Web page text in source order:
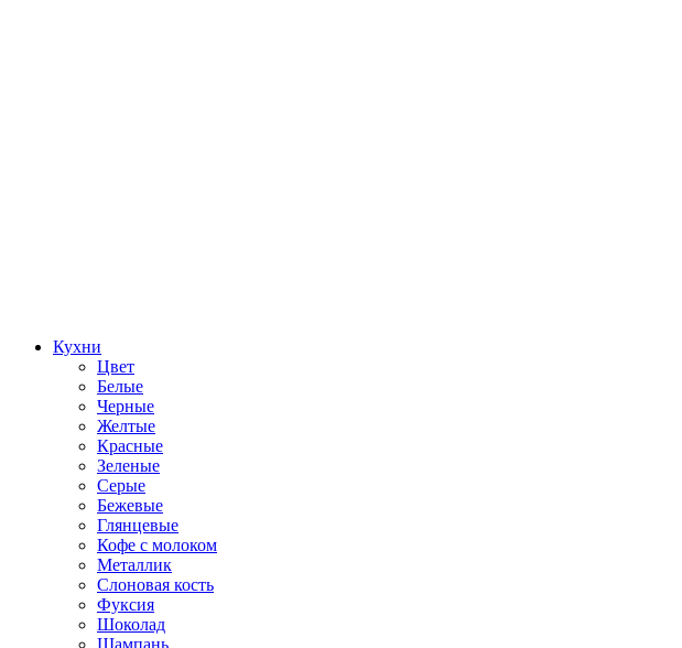
Кухни
Цвет
Белые
Черные
Желтые
Красные
Зеленые
Серые
Бежевые
Глянцевые
Кофе с молоком
Металлик
Слоновая кость
Фуксия
Шоколад
Шампань